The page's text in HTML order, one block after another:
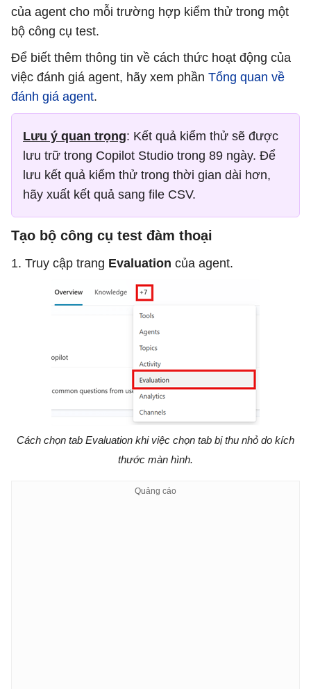
của agent cho mỗi trường hợp kiểm thử trong một
bộ công cụ test.
Để biết thêm thông tin về cách thức hoạt động của
việc đánh giá agent, hãy xem phần Tổng quan về
đánh giá agent.
Lưu ý quan trọng: Kết quả kiểm thử sẽ được
lưu trữ trong Copilot Studio trong 89 ngày. Để
lưu kết quả kiểm thử trong thời gian dài hơn,
hãy xuất kết quả sang file CSV.
Tạo bộ công cụ test đàm thoại
1. Truy cập trang Evaluation của agent.
Cách chọn tab Evaluation khi việc chọn tab bị thu nhỏ do kích
thước màn hình.